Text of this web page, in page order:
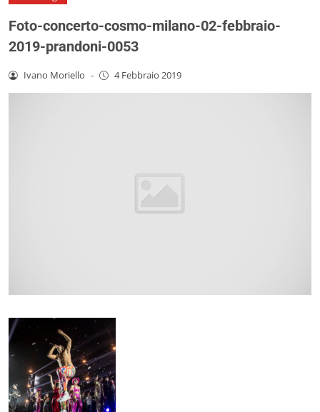
Foto-concerto-cosmo-milano-02-febbraio-
2019-prandoni-0053
Ivano Moriello - 4 Febbraio 2019